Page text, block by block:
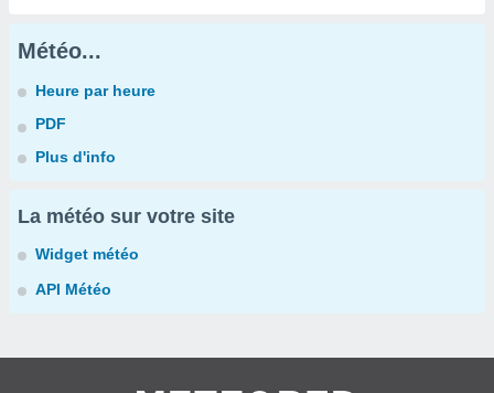
Météo...
Heure par heure
PDF
Plus d'info
La météo sur votre site
Widget météo
API Météo